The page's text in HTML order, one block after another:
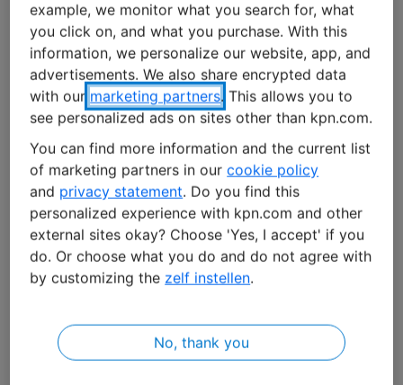
continuato ad aggiungersi nuovi operatori.
Negli ultimi mesi, KPN ha concluso sei nuovi accordi di
roaming, arrivando a un totale di 16 per un’espansione
significativa della presenza globale del roaming LTE-M
Carolien Nijhuis, CEO di KPN IoT, afferma quanto segue
rispetto a questa crescita: “Siamo davvero contenti di
poter permettere ai nostri clienti di accedere alle reti
LTE-M di Telefonica (Spagna), Telenor (Danimarca),
DNA (Finlandia), Spark (Nuova Zelanda), Softbank
(Giappone) e Tele2 (Svezia). Molti dei nostri partner e
clienti distribuiscono i loro prodotti in tutto il mondo, per
servizi”.
example, we monitor what you search for, what
you click on, and what you purchase. With this
information, we personalize our website, app, and
advertisements. We also share encrypted data
with our marketing partners. This allows you to
see personalized ads on sites other than kpn.com.
You can find more information and the current list
of marketing partners in our cookie policy
and privacy statement. Do you find this
personalized experience with kpn.com and other
external sites okay? Choose 'Yes, I accept' if you
do. Or choose what you do and do not agree with
by customizing the zelf instellen.
No, thank you